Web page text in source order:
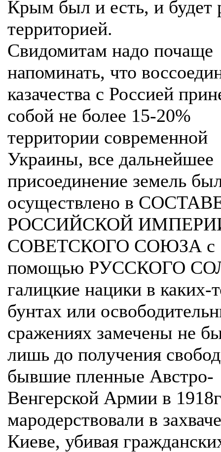
Крым был и есть, и будет
территорией.
Свидомитам надо почаще
напоминать, что
казачества с Россией
собой не более 15-20%
территории современной
Украины, все дальнейшее
присоединение земель
осуществлено в
РОССИЙСКОЙ
СОВЕТСКОГО СОЮЗА с
помощью РУССКОГО
галицкие нацики в каких-
бунтах или
сражениях замечены не
лишь до получения
бывшие пленные Австро-
Венгерской Армии в 1918г
мародерствовали в
Киеве, убивая